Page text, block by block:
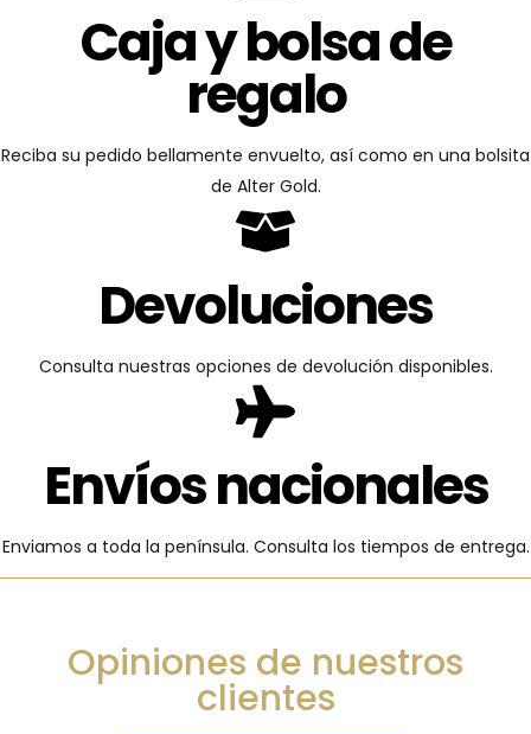
Caja y bolsa de
regalo
Reciba su pedido bellamente envuelto, así como en una bolsita
de Alter Gold.
Devoluciones
Consulta nuestras opciones de devolución disponibles.
Envíos nacionales
Enviamos a toda la península. Consulta los tiempos de entrega.
Opiniones de nuestros
clientes